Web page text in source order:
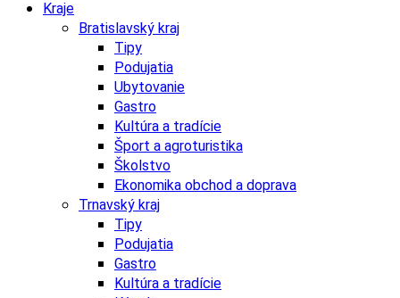
Kraje
Bratislavský kraj
Tipy
Podujatia
Ubytovanie
Gastro
Kultúra a tradície
Šport a agroturistika
Školstvo
Ekonomika obchod a doprava
Trnavský kraj
Tipy
Podujatia
Gastro
Kultúra a tradície